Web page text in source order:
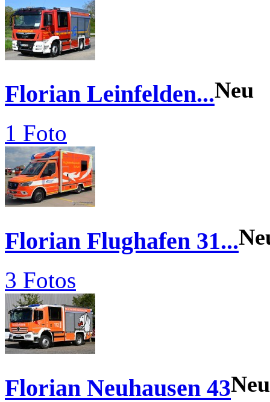
Florian Leinfelden...Neu
1 Foto
Florian Flughafen 31...
3 Fotos
Florian Neuhausen 43Neu